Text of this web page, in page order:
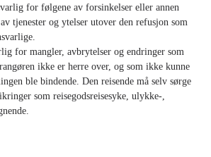
for følgene av forsinkelser eller annen
tjenester og ytelser utover den refusjon som
for mangler, avbrytelser og endringer som
ikke er herre over, og som ikke kunne
ble bindende. Den reisende må selv sørge
som reisegodsreisesyke, ulykke-,